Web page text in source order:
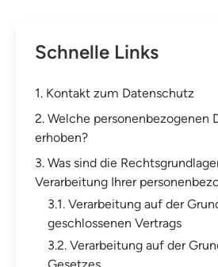
Schnelle Links
1. Kontakt zum Datenschutz
2. Welche personenbezogenen
erhoben?
3. Was sind die
Verarbeitung Ihrer
3.1. Verarbeitung auf der
geschlossenen Vertrags
3.2. Verarbeitung auf der